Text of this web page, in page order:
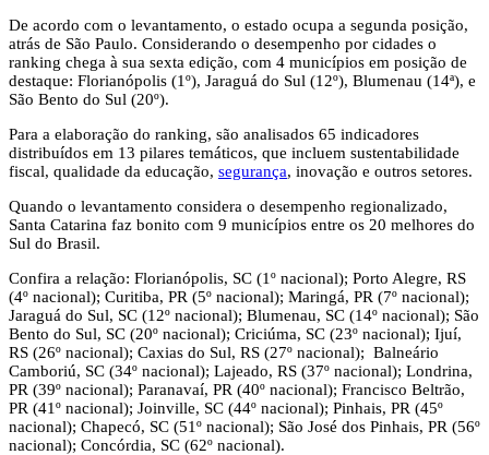
De acordo com o levantamento, o estado ocupa a segunda posição,
atrás de São Paulo. Considerando o desempenho por cidades o
ranking chega à sua sexta edição, com 4 municípios em posição de
destaque: Florianópolis (1º), Jaraguá do Sul (12º), Blumenau (14ª), e
São Bento do Sul (20º).
Para a elaboração do ranking, são analisados 65 indicadores
distribuídos em 13 pilares temáticos, que incluem sustentabilidade
fiscal, qualidade da educação, segurança, inovação e outros setores.
Quando o levantamento considera o desempenho regionalizado,
Santa Catarina faz bonito com 9 municípios entre os 20 melhores do
Sul do Brasil.
Confira a relação: Florianópolis, SC (1º nacional); Porto Alegre, RS
(4º nacional); Curitiba, PR (5º nacional); Maringá, PR (7º nacional);
Jaraguá do Sul, SC (12º nacional); Blumenau, SC (14º nacional); São
Bento do Sul, SC (20º nacional); Criciúma, SC (23º nacional); Ijuí,
RS (26º nacional); Caxias do Sul, RS (27º nacional); Balneário
Camboriú, SC (34º nacional); Lajeado, RS (37º nacional); Londrina,
PR (39º nacional); Paranavaí, PR (40º nacional); Francisco Beltrão,
PR (41º nacional); Joinville, SC (44º nacional); Pinhais, PR (45º
nacional); Chapecó, SC (51º nacional); São José dos Pinhais, PR (56º
nacional); Concórdia, SC (62º nacional).